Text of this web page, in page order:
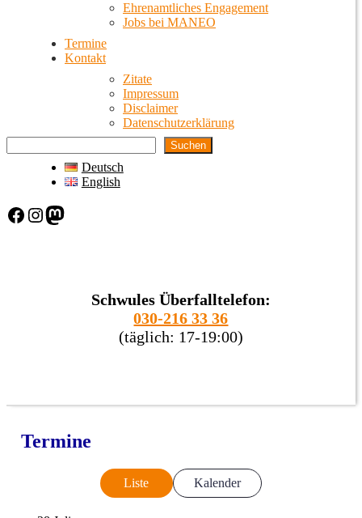
Ehrenamtliches Engagement
Jobs bei MANEO
Termine
Kontakt
Zitate
Impressum
Disclaimer
Datenschutzerklärung
Suchen
Deutsch
English
Facebook Instagram Mastodon
Schwules Überfalltelefon:
030-216 33 36
(täglich: 17-19:00)
Termine
Liste Kalender